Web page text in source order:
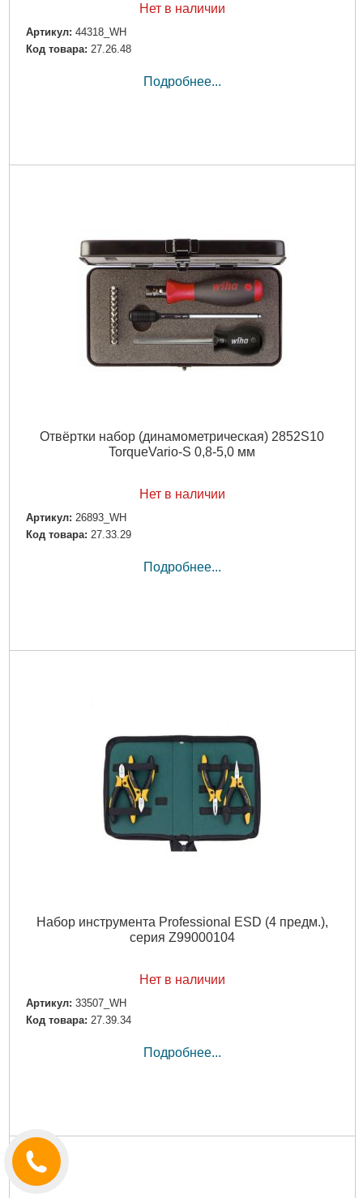
Нет в наличии
Артикул: 44318_WH
Код товара: 27.26.48
Подробнее...
Отвёртки набор (динамометрическая) 2852S10
TorqueVario-S 0,8-5,0 мм
Нет в наличии
Артикул: 26893_WH
Код товара: 27.33.29
Подробнее...
Набор инструмента Professional ESD (4 предм.),
серия Z99000104
Нет в наличии
Артикул: 33507_WH
Код товара: 27.39.34
Подробнее...